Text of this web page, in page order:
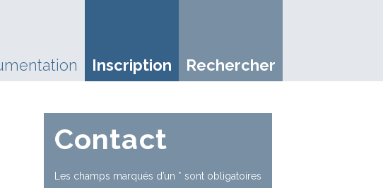
Inscription Rechercher
Contact
Les champs marqués d’un * sont obligatoires